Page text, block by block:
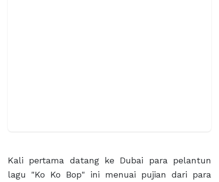
Kali pertama datang ke Dubai para pelantun
lagu "Ko Ko Bop" ini menuai pujian dari para